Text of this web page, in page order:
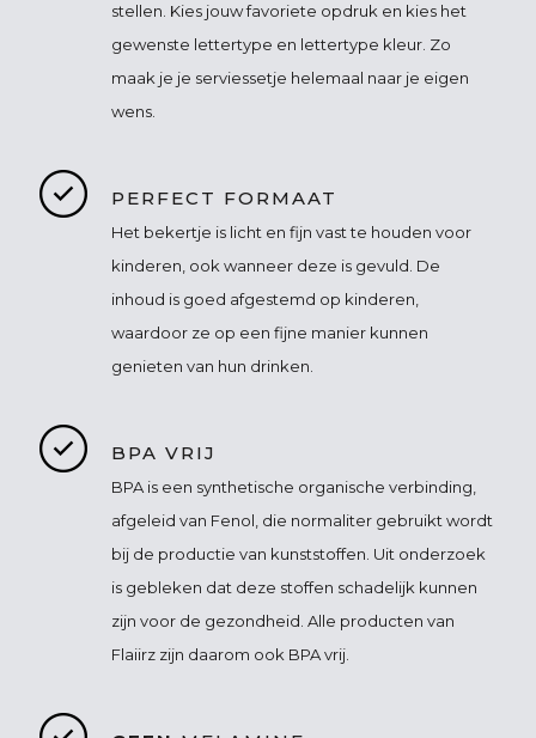
stellen. Kies jouw favoriete opdruk en kies het
gewenste lettertype en lettertype kleur. Zo
maak je je serviessetje helemaal naar je eigen
wens.
PERFECT FORMAAT
Het bekertje is licht en fijn vast te houden voor
kinderen, ook wanneer deze is gevuld. De
inhoud is goed afgestemd op kinderen,
waardoor ze op een fijne manier kunnen
genieten van hun drinken.
BPA VRIJ
BPA is een synthetische organische verbinding,
afgeleid van Fenol, die normaliter gebruikt wordt
bij de productie van kunststoffen. Uit onderzoek
is gebleken dat deze stoffen schadelijk kunnen
zijn voor de gezondheid. Alle producten van
Flaiirz zijn daarom ook BPA vrij.